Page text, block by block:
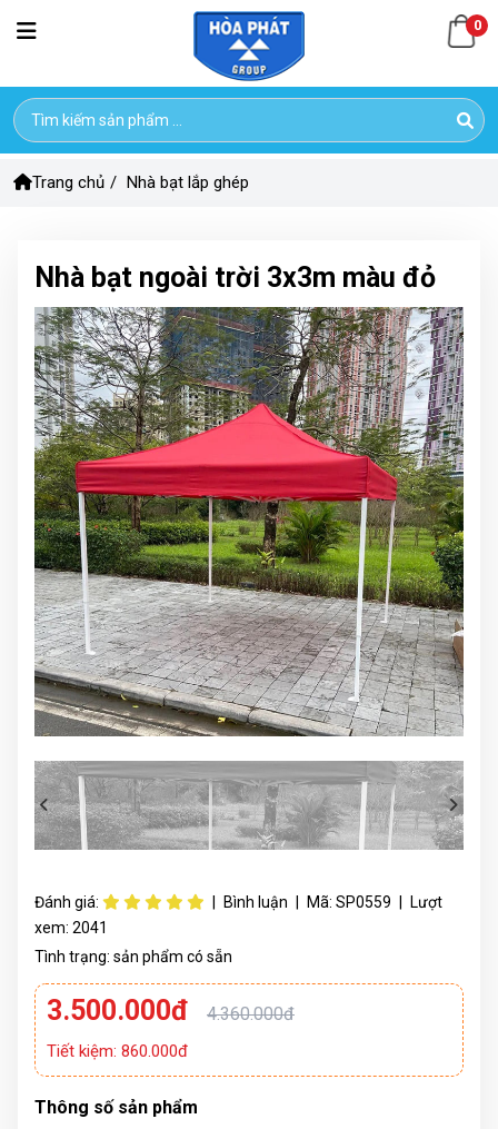
0
Trang chủ / Nhà bạt lắp ghép
Nhà bạt ngoài trời 3x3m màu đỏ
Đánh giá: Bình luận Mã: SP0559
Lượt
xem: 2041
Tình trạng: sản phẩm có sẵn
3.500.000đ 4.360.000đ
Tiết kiệm: 860.000đ
Thông số sản phẩm